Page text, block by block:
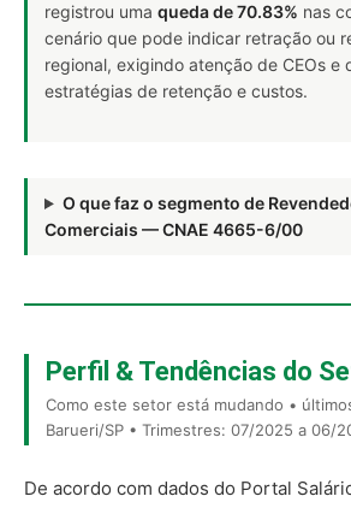
registrou uma queda de 70.83% nas
cenário que pode indicar retração ou
regional, exigindo atenção de CEOs e
estratégias de retenção e custos.
O que faz o segmento de
Comerciais — CNAE 4665-6/00
Perfil & Tendências do
Como este setor está mudando •
Barueri/SP • Trimestres: 07/2025 a 06/
De acordo com dados do Portal